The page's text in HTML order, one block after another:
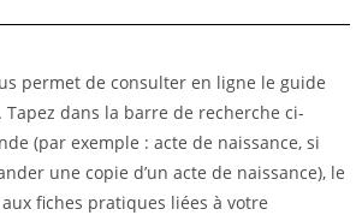
permet de consulter en ligne le guide
dans la barre de recherche ci-
(par exemple : acte de naissance, si
une copie d’un acte de naissance), le
fiches pratiques liées à votre